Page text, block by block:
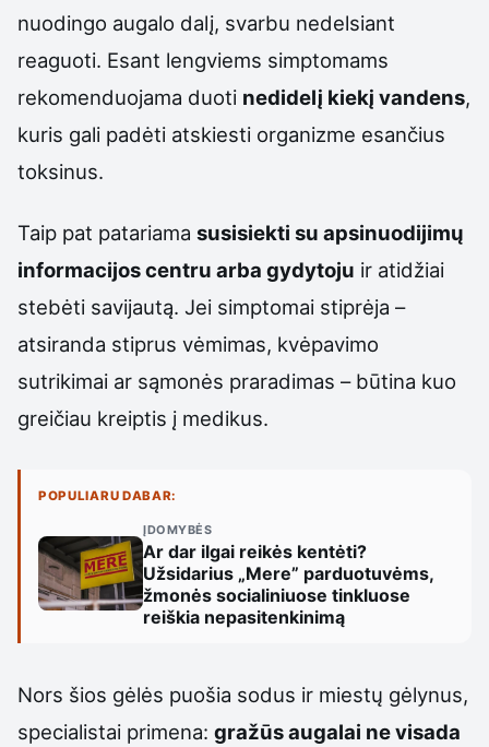
nuodingo augalo dalį, svarbu nedelsiant
reaguoti. Esant lengviems simptomams
rekomenduojama duoti nedidelį kiekį vandens,
kuris gali padėti atskiesti organizme esančius
toksinus.
Taip pat patariama susisiekti su apsinuodijimų
informacijos centru arba gydytoju ir atidžiai
stebėti savijautą. Jei simptomai stiprėja –
atsiranda stiprus vėmimas, kvėpavimo
sutrikimai ar sąmonės praradimas – būtina kuo
greičiau kreiptis į medikus.
POPULIARU DABAR:
ĮDOMYBĖS
Ar dar ilgai reikės kentėti?
Užsidarius „Mere” parduotuvėms,
žmonės socialiniuose tinkluose
reiškia nepasitenkinimą
Nors šios gėlės puošia sodus ir miestų gėlynus,
specialistai primena: gražūs augalai ne visada